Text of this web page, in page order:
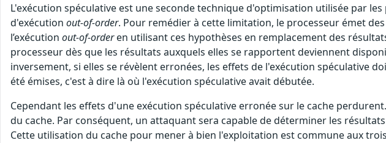
L'exécution spéculative est une seconde technique d'optimisation utilisée par
d'exécution out-of-order. Pour remédier à cette limitation, le processeur émet
l’exécution out-of-orderen utilisant ces hypothèses en remplacement des
processeur dès que les résultats auxquels elles se rapportent deviennent
inversement, si elles se révèlent erronées, les effets de l'exécution spéculative
été émises, c'est à dire là où l'exécution spéculative avait débutée.
Cependant les effets d'une exécution spéculative erronée sur le cache
du cache. Par conséquent, un attaquant sera capable de déterminer les
Cette utilisation du cache pour mener à bien l'exploitation est commune aux